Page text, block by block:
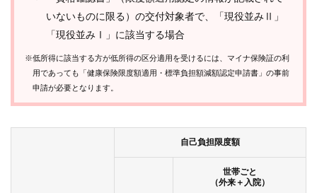
いないものに限る）の交付対象者で、「現役並みⅡ」
「現役並みⅠ」に該当する場合
※低所得に該当する方が低所得の区分適用を受けるには、マイナ保険証の利
用であっても「健康保険限度額適用・標準負担額減額認定申請書」の事前
申請が必要となります。
自己負担限度額
世帯ごと
（外来＋入院）